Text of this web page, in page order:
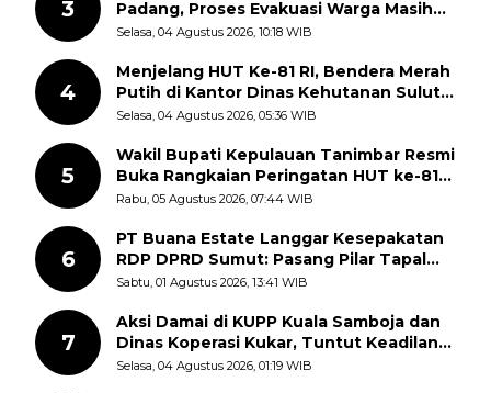
3
Padang, Proses Evakuasi Warga Masih
Berlangsung
Selasa, 04 Agustus 2026, 10:18 WIB
4
Menjelang HUT Ke-81 RI, Bendera Merah
Putih di Kantor Dinas Kehutanan Sulut
Disorot Warga
Selasa, 04 Agustus 2026, 05:36 WIB
5
Wakil Bupati Kepulauan Tanimbar Resmi
Buka Rangkaian Peringatan HUT ke-81
Kemerdekaan RI, ASN Diajak Perkuat
Rabu, 05 Agustus 2026, 07:44 WIB
6
PT Buana Estate Langgar Kesepakatan
RDP DPRD Sumut: Pasang Pilar Tapal
Batas Sepihak Tanpa Libatkan
Sabtu, 01 Agustus 2026, 13:41 WIB
7
Aksi Damai di KUPP Kuala Samboja dan
Dinas Koperasi Kukar, Tuntut Keadilan
dan Kesempatan Kerja yang Adil
Selasa, 04 Agustus 2026, 01:19 WIB